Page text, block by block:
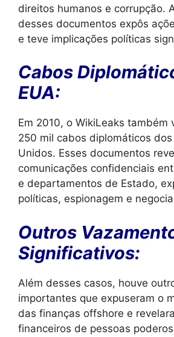
direitos humanos e corrupção.
desses documentos expôs
e teve implicações políticas
Cabos
EUA:
Em 2010, o WikiLeaks também
250 mil cabos diplomáticos
Unidos. Esses documentos
comunicações confidenciais
e departamentos de Estado,
políticas, espionagem e
Outros
Significativos:
Além desses casos, houve
importantes que expuseram o
das finanças offshore e
financeiros de pessoas